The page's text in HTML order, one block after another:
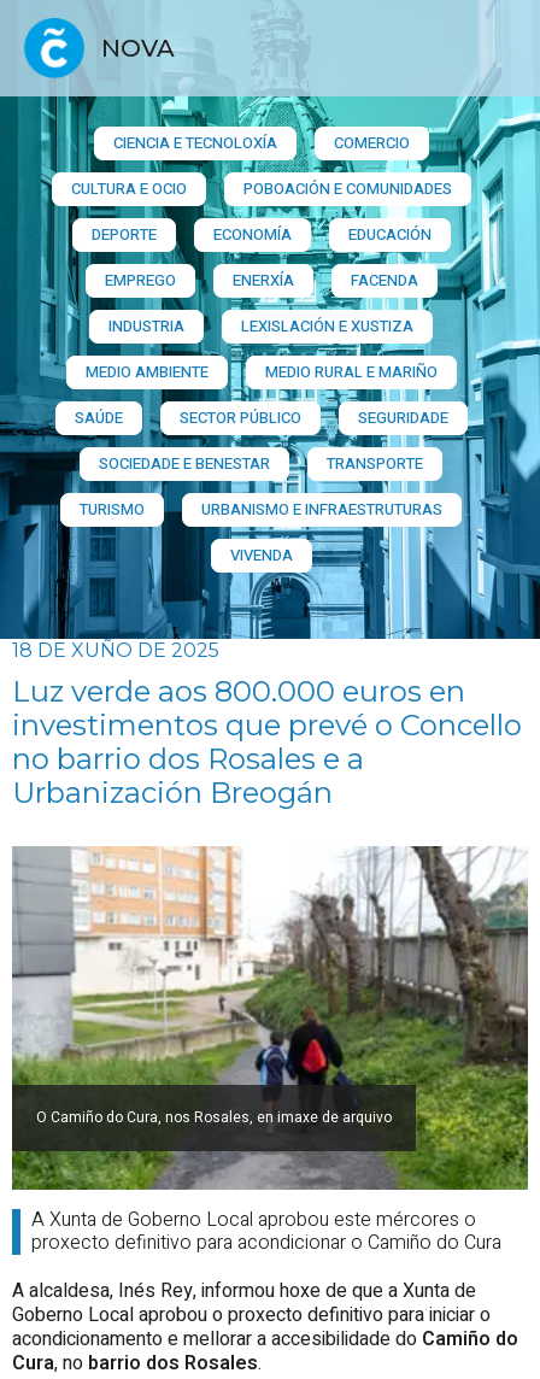
NOVA
CIENCIA E TECNOLOXÍA
COMERCIO
CULTURA E OCIO
POBOACIÓN E COMUNIDADES
DEPORTE
ECONOMÍA
EDUCACIÓN
EMPREGO
ENERXÍA
FACENDA
INDUSTRIA
LEXISLACIÓN E XUSTIZA
MEDIO AMBIENTE
MEDIO RURAL E MARIÑO
SAÚDE
SECTOR PÚBLICO
SEGURIDADE
SOCIEDADE E BENESTAR
TRANSPORTE
TURISMO
URBANISMO E INFRAESTRUTURAS
VIVENDA
18 DE XUÑO DE 2025
Luz verde aos 800.000 euros en
investimentos que prevé o Concello
no barrio dos Rosales e a
Urbanización Breogán
O Camiño do Cura, nos Rosales, en imaxe de arquivo
A Xunta de Goberno Local aprobou este mércores o
proxecto definitivo para acondicionar o Camiño do Cura
A alcaldesa, Inés Rey, informou hoxe de que a Xunta de
Goberno Local aprobou o proxecto definitivo para iniciar o
acondicionamento e mellorar a accesibilidade do Camiño do
Cura, no barrio dos Rosales.